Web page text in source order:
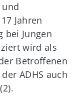
Jahren
bei Jungen
wird als
Betroffenen
ADHS auch